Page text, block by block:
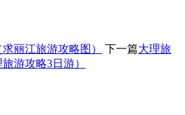
丽江旅游攻略图） 下一篇大理旅
游攻略3日游）